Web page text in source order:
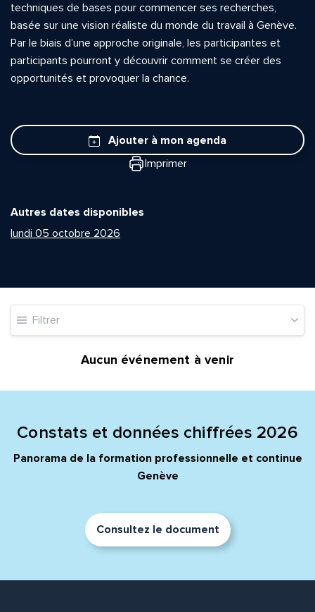
techniques de bases pour commencer ses recherches,
basée sur une vision réaliste du monde du travail à Genève.
Par le biais d’une approche originale, les participantes et
participants pourront y découvrir comment se créer des
opportunités et provoquer la chance.
Ajouter à mon agenda
Imprimer
Autres dates disponibles
lundi 05 octobre 2026
Filtrer
Aucun événement à venir
Constats et données chiffrées 2026
Panorama de la formation professionnelle et continue
Genève
Consultez le document
Prénom et nom*
Commentaire*